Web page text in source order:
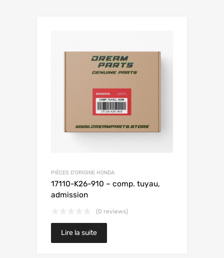
PIÈCES D'ORIGINE HONDA
17110-K26-910 – comp. tuyau,
admission
(0 reviews)
Lire la suite